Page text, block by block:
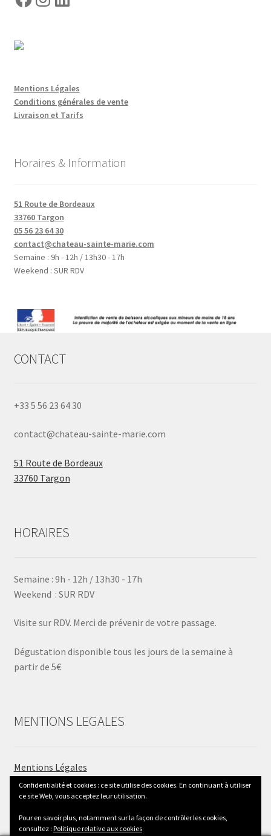
Mentions Légales
Conditions générales de vente
Livraison et Tarifs
Horaires & Information
51 Route de Bordeaux
33760 Targon
05 56 23 64 30
contact@chateau-sainte-marie.com
Semaine : 9h - 12h / 13h30 - 17h
Weekend : SUR RDV
CONTACT
+33 5 56 23 64 30
contact@chateau-sainte-marie.com
51 Route de Bordeaux
33760 Targon
HORAIRES
Semaine : 9h - 12h / 13h30 - 17h
Weekend : SUR RDV
Visite sur RDV. Merci de prévenir de votre passage.
Dégustation disponible tous les jours de la semaine à
partir de 5€
MENTIONS LEGALES
Mentions Légales
Conditions générales de vente
Livraison et Tarifs
Confidentialité et cookies : ce site utilise des cookies. En continuant à utiliser
ce site Web, vous acceptez leur utilisation.
Pour en savoir plus, notamment sur la façon de contrôler les cookies,
consultez : Politique relative aux cookies